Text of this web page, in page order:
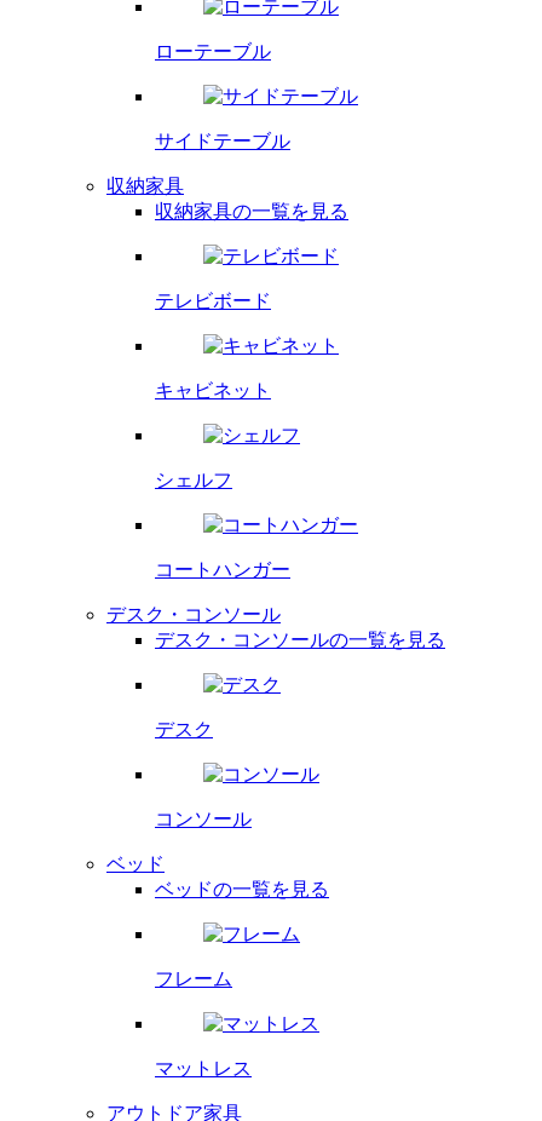
ローテーブル
サイドテーブル
収納家具
収納家具の一覧を見る
テレビボード
キャビネット
シェルフ
コートハンガー
デスク・コンソール
デスク・コンソールの一覧を見る
デスク
コンソール
ベッド
ベッドの一覧を見る
フレーム
マットレス
アウトドア家具